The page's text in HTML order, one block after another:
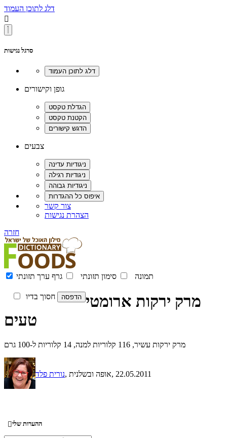
דלג לתוכן העמוד

סרגל נגישות
גופן וקישורים
צבעים
צור קשר
הצהרת נגישות
חזרה
תמונה סימון תזונתי גרף ערך תזונתי
חסוך בדיו
מרק ירקות ארומטי
טעים
מרק ירקות עשיר, 116 קלוריות למנה, 14 קלוריות ל-100 גרם
נורית פלד , אופה ובשלנית, 22.05.2011
ההערות שלי